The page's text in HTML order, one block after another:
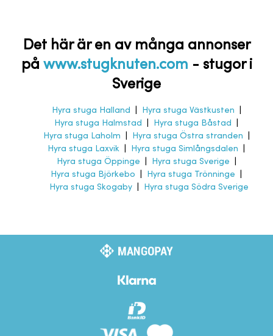
Det här är en av många annonser
på www.stugknuten.com - stugor i
Sverige
Hyra stuga Halland Hyra stuga Västkusten
Hyra stuga Halmstad
Hyra stuga Båstad
Hyra stuga Laholm
Hyra stuga Östra stranden
Hyra stuga Laxvik
Hyra stuga Simlångsdalen
Hyra stuga Öppinge
Hyra stuga Sverige
Hyra stuga Björkebo
Hyra stuga Trönninge
Hyra stuga Skogaby| Hyra stuga Södra Sverige